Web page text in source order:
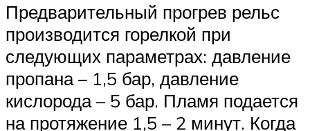
Предварительный прогрев рельс
производится горелкой при
следующих параметрах: давление
пропана – 1,5 бар, давление
кислорода – 5 бар. Пламя подается
на протяжение 1,5 – 2 минут. Когда